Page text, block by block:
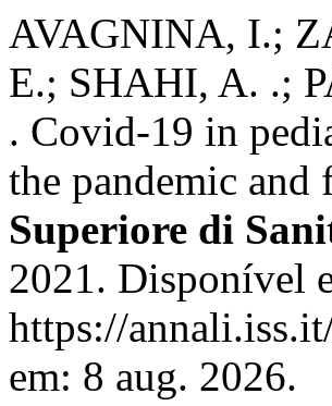
AVAGNINA, I.;
E.; SHAHI, A. .;
. Covid-19 in
the pandemic
Superiore di
2021. Disponível
https://
em: 8 aug. 2026.